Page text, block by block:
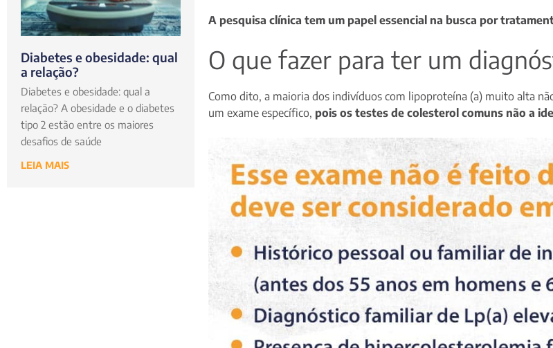
Diabetes e obesidade: qual
a relação?
Diabetes e obesidade: qual a
relação? A obesidade e o diabetes
tipo 2 estão entre os maiores
desafios de saúde
LEIA MAIS
A pesquisa clínica tem um papel essencial na busca por
O que fazer para ter um
Como dito, a maioria dos indivíduos com lipoproteína (a) muito alta
um exame específico, pois os testes de colesterol comuns não a